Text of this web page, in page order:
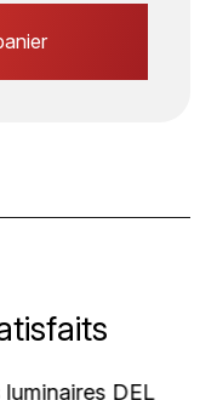
DEL